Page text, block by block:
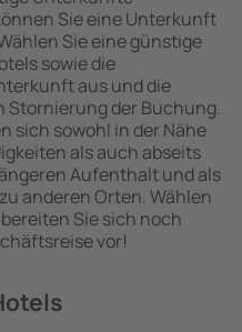
Sie eine Unterkunft
Sie eine günstige
sowie die
aus und die
Stornierung der Buchung.
sich sowohl in der Nähe
als auch abseits
Aufenthalt und als
anderen Orten. Wählen
Sie sich noch
vor!